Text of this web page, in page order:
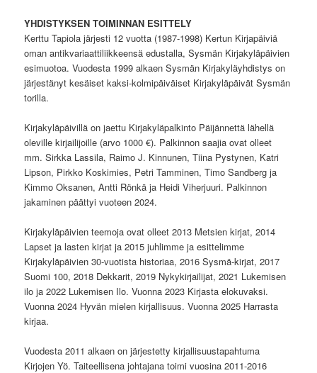
YHDISTYKSEN TOIMINNAN ESITTELY
Kerttu Tapiola järjesti 12 vuotta (1987-1998) Kertun Kirjapäiviä
oman antikvariaattiliikkeensä edustalla, Sysmän Kirjakyläpäivien
esimuotoa. Vuodesta 1999 alkaen Sysmän Kirjakyläyhdistys on
järjestänyt kesäiset kaksi-kolmipäiväiset Kirjakyläpäivät Sysmän
torilla.
Kirjakyläpäivillä on jaettu Kirjakyläpalkinto Päijännettä lähellä
oleville kirjailijoille (arvo 1000 €). Palkinnon saajia ovat olleet
mm. Sirkka Lassila, Raimo J. Kinnunen, Tiina Pystynen, Katri
Lipson, Pirkko Koskimies, Petri Tamminen, Timo Sandberg ja
Kimmo Oksanen, Antti Rönkä ja Heidi Viherjuuri. Palkinnon
jakaminen päättyi vuoteen 2024.
Kirjakyläpäivien teemoja ovat olleet 2013 Metsien kirjat, 2014
Lapset ja lasten kirjat ja 2015 juhlimme ja esittelimme
Kirjakyläpäivien 30-vuotista historiaa, 2016 Sysmä-kirjat, 2017
Suomi 100, 2018 Dekkarit, 2019 Nykykirjailijat, 2021 Lukemisen
ilo ja 2022 Lukemisen Ilo. Vuonna 2023 Kirjasta elokuvaksi.
Vuonna 2024 Hyvän mielen kirjallisuus. Vuonna 2025 Harrasta
kirjaa.
Vuodesta 2011 alkaen on järjestetty kirjallisuustapahtuma
Kirjojen Yö. Taiteellisena johtajana toimi vuosina 2011-2016